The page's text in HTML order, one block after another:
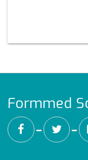
Formmed
━ ━